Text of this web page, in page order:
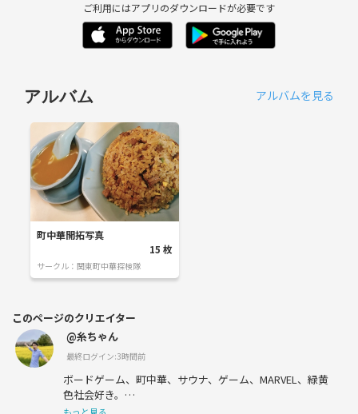
ご利用にはアプリのダウンロードが必要です
アルバム アルバムを見る
町中華開拓写真
15 枚
サークル： 関東町中華探検隊
このページのクリエイター
@糸ちゃん
最終ログイン:3時間前
ボードゲーム、町中華、サウナ、ゲーム、MARVEL、緑黄
色社会好き。
東京と神奈川の境目に住んでる穏やか系男子。